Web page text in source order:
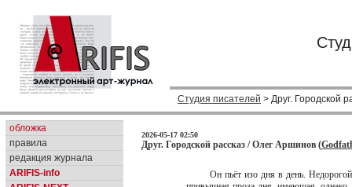
Студия писателей > Друг. Городской
обложка
правила
редакция журнала
ARIFIS-info
2026-05-17 02:50
Друг. Городской рассказ / Олег Аршинов (
Он пьёт изо дня в день.